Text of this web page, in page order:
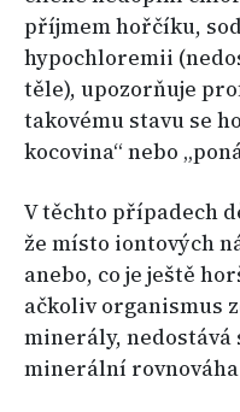
příjmem hořčíku,
hypochloremii
těle), upozorňuje
takovému stavu se
kocovina“ nebo
V těchto případech
že místo iontových
anebo, co je ještě
ačkoliv organismus
minerály, nedostává
minerální